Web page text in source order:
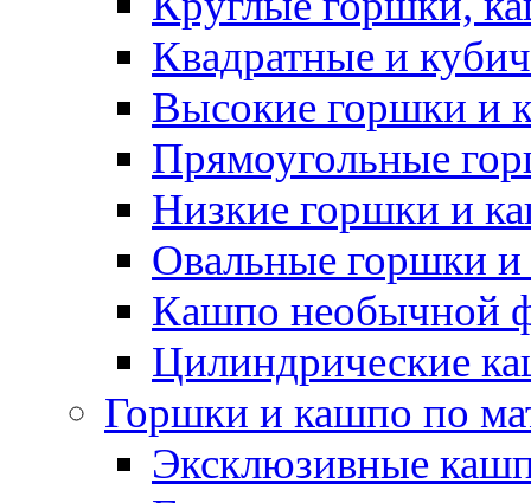
Квадратные и
Высокие горшки и
Прямоугольные
Низкие горшки и
Овальные горшки
Кашпо необычной
Цилиндрические
Горшки и кашпо по
Эксклюзивные